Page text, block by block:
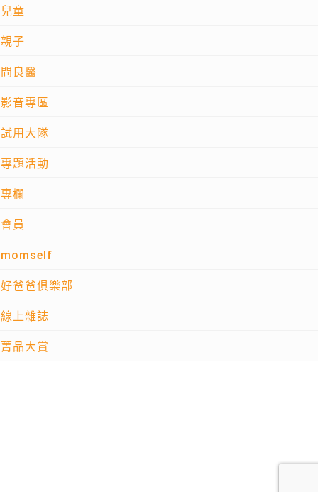
兒童
親子
問良醫
影音專區
試用大隊
專題活動
專欄
會員
momself
好爸爸俱樂部
線上雜誌
菁品大賞